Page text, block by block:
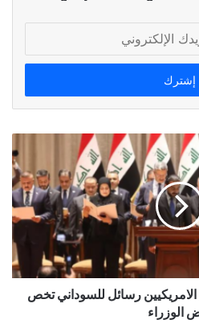
رسائل للسوداني تخص
الوزراء